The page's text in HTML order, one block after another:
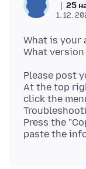
25
1. 12.
What is your
Please post
At the top
click the
Press the